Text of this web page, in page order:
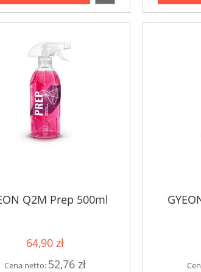
Q2M Prep 500ml
64,90 zł
Cena netto: 52,76 zł